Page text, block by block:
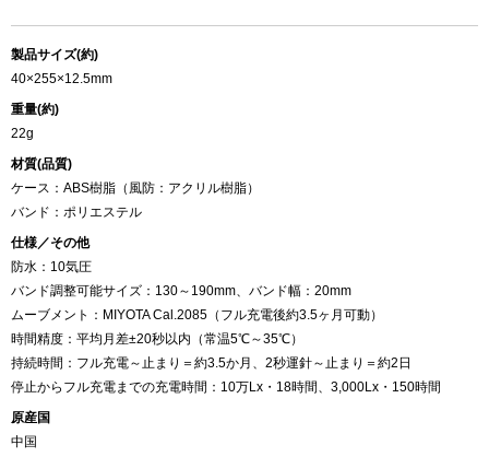
製品サイズ(約)
40×255×12.5mm
重量(約)
22g
材質(品質)
ケース：ABS樹脂（風防：アクリル樹脂）
バンド：ポリエステル
仕様／その他
防水：10気圧
バンド調整可能サイズ：130～190mm、バンド幅：20mm
ムーブメント：MIYOTA Cal.2085（フル充電後約3.5ヶ月可動）
時間精度：平均月差±20秒以内（常温5℃～35℃）
持続時間：フル充電～止まり＝約3.5か月、2秒運針～止まり＝約2日
停止からフル充電までの充電時間：10万Lx・18時間、3,000Lx・150時間
原産国
中国